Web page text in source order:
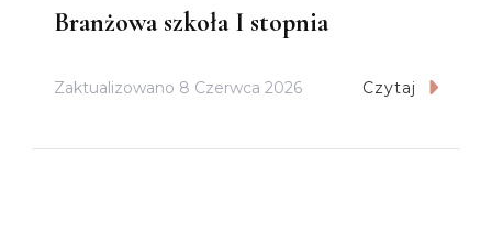
Branżowa szkoła I stopnia
Zaktualizowano 8 Czerwca 2026 Czytaj